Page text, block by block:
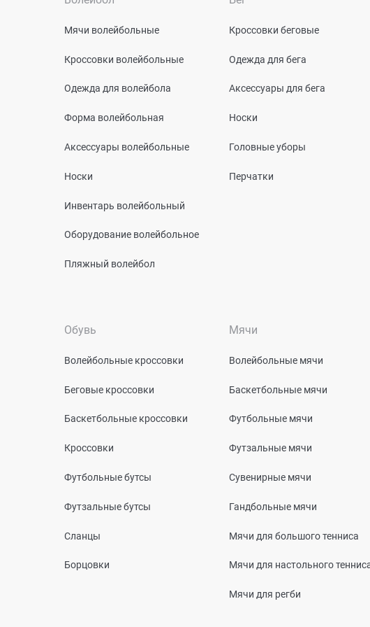
Мячи волейбольные
Кроссовки волейбольные
Одежда для волейбола
Форма волейбольная
Аксессуары волейбольные
Носки
Инвентарь волейбольный
Оборудование волейбольное
Пляжный волейбол
Кроссовки беговые
Одежда для бега
Аксессуары для бега
Носки
Головные уборы
Перчатки
Обувь
Волейбольные кроссовки
Беговые кроссовки
Баскетбольные кроссовки
Кроссовки
Футбольные бутсы
Футзальные бутсы
Сланцы
Борцовки
Мячи
Волейбольные мячи
Баскетбольные мячи
Футбольные мячи
Футзальные мячи
Сувенирные мячи
Гандбольные мячи
Мячи для большого тенниса
Мячи для настольного
Мячи для регби